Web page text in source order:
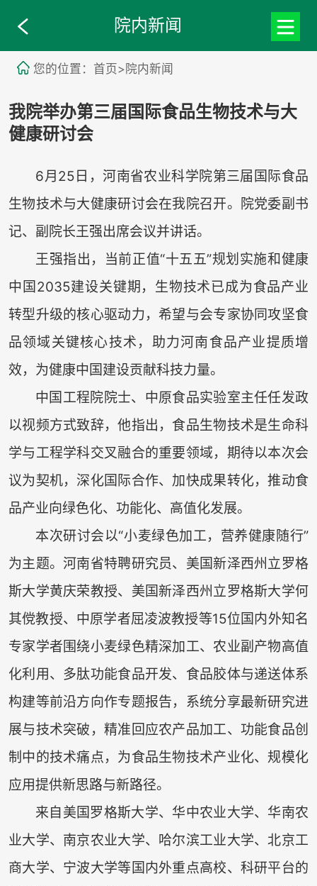
院内新闻
您的位置：首页>院内新闻
我院举办第三届国际食品生物技术与大
健康研讨会
6月25日，河南省农业科学院第三届国际食品
生物技术与大健康研讨会在我院召开。院党委副书
记、副院长王强出席会议并讲话。
王强指出，当前正值“十五五”规划实施和健康
中国2035建设关键期，生物技术已成为食品产业
转型升级的核心驱动力，希望与会专家协同攻坚食
品领域关键核心技术，助力河南食品产业提质增
效，为健康中国建设贡献科技力量。
中国工程院院士、中原食品实验室主任任发政
以视频方式致辞，他指出，食品生物技术是生命科
学与工程学科交叉融合的重要领域，期待以本次会
议为契机，深化国际合作、加快成果转化，推动食
品产业向绿色化、功能化、高值化发展。
本次研讨会以“小麦绿色加工，营养健康随行”
为主题。河南省特聘研究员、美国新泽西州立罗格
斯大学黄庆荣教授、美国新泽西州立罗格斯大学何
其傥教授、中原学者屈凌波教授等15位国内外知名
专家学者围绕小麦绿色精深加工、农业副产物高值
化利用、多肽功能食品开发、食品胶体与递送体系
构建等前沿方向作专题报告，系统分享最新研究进
展与技术突破，精准回应农产品加工、功能食品创
制中的技术痛点，为食品生物技术产业化、规模化
应用提供新思路与新路径。
来自美国罗格斯大学、华中农业大学、华南农
业大学、南京农业大学、哈尔滨工业大学、北京工
商大学、宁波大学等国内外重点高校、科研平台的